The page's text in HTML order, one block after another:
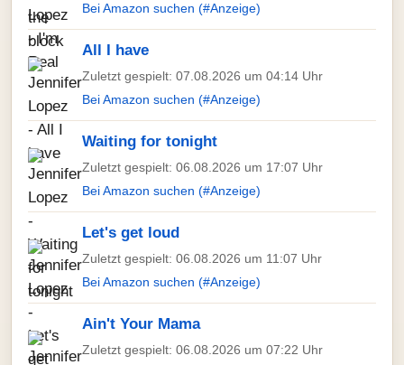
Bei Amazon suchen (#Anzeige)
All I have
Zuletzt gespielt: 07.08.2026 um 04:14 Uhr
Bei Amazon suchen (#Anzeige)
Waiting for tonight
Zuletzt gespielt: 06.08.2026 um 17:07 Uhr
Bei Amazon suchen (#Anzeige)
Let's get loud
Zuletzt gespielt: 06.08.2026 um 11:07 Uhr
Bei Amazon suchen (#Anzeige)
Ain't Your Mama
Zuletzt gespielt: 06.08.2026 um 07:22 Uhr